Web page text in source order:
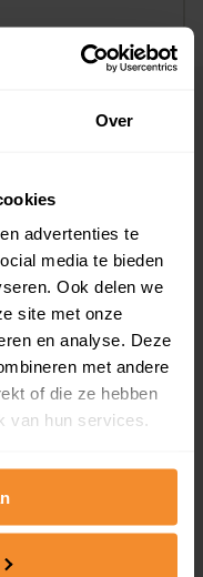
Over
advertenties te
media te bieden
Ook delen we
site met onze
en analyse. Deze
met andere
of die ze hebben
van hun services.
25%